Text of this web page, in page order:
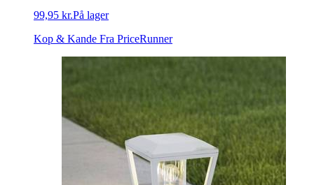
99,95 kr.På lager
Kop & Kande Fra PriceRunner